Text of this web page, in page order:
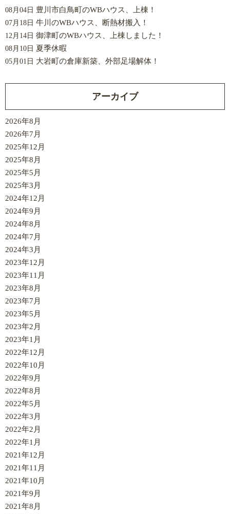
08月04日 豊川市白鳥町のWBハウス、上棟！
07月18日 牛川のWBハウス、断熱材搬入！
12月14日 御津町のWBハウス、上棟しました！
08月10日 夏季休暇
05月01日 大岩町の倉庫新築、外部足場解体！
アーカイブ
2026年8月
2026年7月
2025年12月
2025年8月
2025年5月
2025年3月
2024年12月
2024年9月
2024年8月
2024年7月
2024年3月
2023年12月
2023年11月
2023年8月
2023年7月
2023年5月
2023年2月
2023年1月
2022年12月
2022年10月
2022年9月
2022年8月
2022年5月
2022年3月
2022年2月
2022年1月
2021年12月
2021年11月
2021年10月
2021年9月
2021年8月